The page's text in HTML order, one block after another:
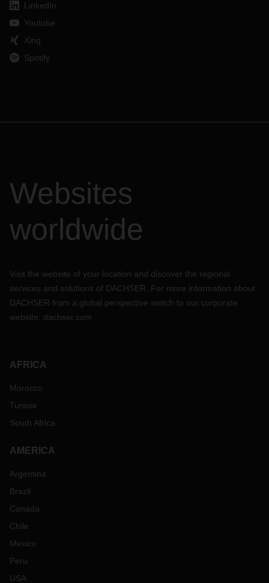
LinkedIn
Youtube
Xing
Spotify
Websites
worldwide
Visit the website of your location and discover the regional
services and solutions of DACHSER. For more information about
DACHSER from a global perspective switch to our corporate
website: dachser.com
AFRICA
Morocco
Tunisia
South Africa
AMERICA
Argentina
Brazil
Canada
Chile
Mexico
Peru
USA